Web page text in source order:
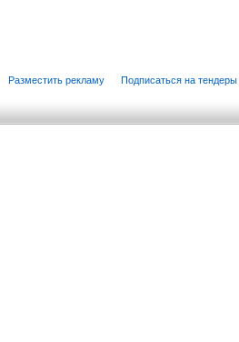
Разместить рекламу Подписаться на тендеры